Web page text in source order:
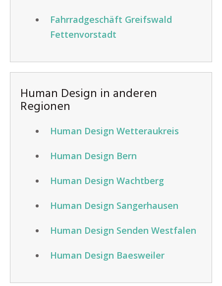
Fahrradgeschäft Greifswald
Fettenvorstadt
Human Design in anderen
Regionen
Human Design Wetteraukreis
Human Design Bern
Human Design Wachtberg
Human Design Sangerhausen
Human Design Senden Westfalen
Human Design Baesweiler